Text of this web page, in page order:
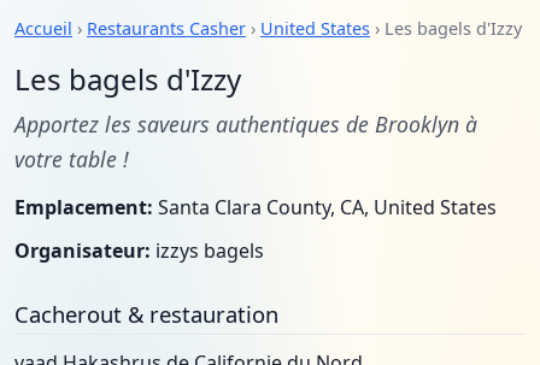
Accueil › Restaurants Casher › United States › Les bagels d'Izzy
Les bagels d'Izzy
Apportez les saveurs authentiques de Brooklyn à
votre table !
Emplacement: Santa Clara County, CA, United States
Organisateur: izzys bagels
Cacherout & restauration